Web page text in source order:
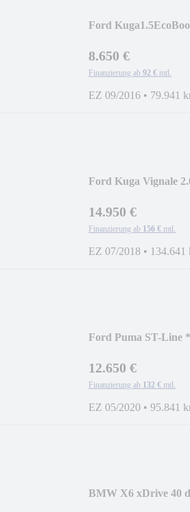
Ford
8.650 €
Finanzierung ab 92 € mtl.
EZ 09/2016 • 79.941
Ford Kuga Vignale
14.950 €
Finanzierung ab 156 € mtl.
EZ 07/2018 • 134.641
Ford Puma ST-
12.650 €
Finanzierung ab 132 € mtl.
EZ 05/2020 • 95.841
BMW X6 xDrive 40